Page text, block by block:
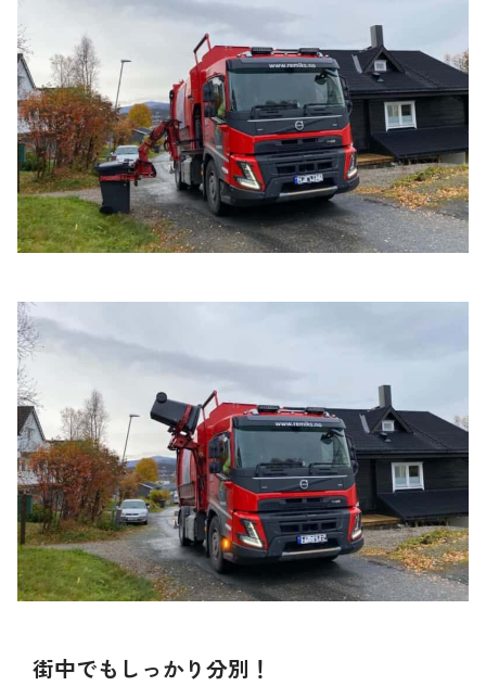
街中でもしっかり分別！